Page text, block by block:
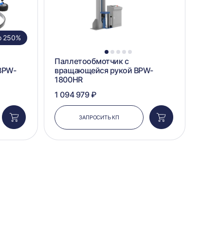
250%
Добавить
в
корзину
1 2 3 4 5
Паллетообмотчик с
вращающейся рукой BPW-
1800HR
1 094 979 ₽
ЗАПРОСИТЬ КП
Добавить
в
корзину